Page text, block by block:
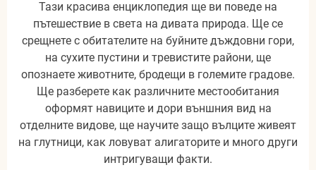
Тази красива енциклопедия ще ви поведе на
пътешествие в света на дивата природа. Ще се
срещнете с обитателите на буйните дъждовни гори,
на сухите пустини и тревистите райони, ще
опознаете животните, бродещи в големите градове.
Ще разберете как различните местообитания
оформят навиците и дори външния вид на
отделните видове, ще научите защо вълците живеят
на глутници, как ловуват алигаторите и много други
интригуващи факти.